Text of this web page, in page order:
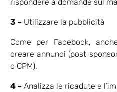
rispondere a domande sul
3 – Utilizzare la pubblicità
Come per Facebook,
creare annunci (post
o CPM).
4 – Analizza le ricadute e